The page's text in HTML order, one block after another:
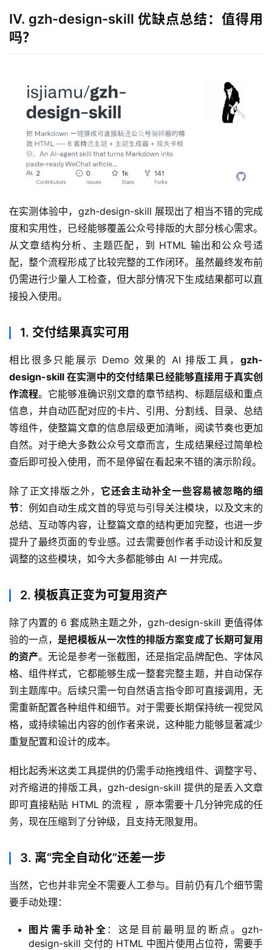
IV. gzh-design-skill 优缺点总结：值得用
吗？
在实测体验中，gzh-design-skill 展现出了相当不错的完成
度和实用性，已经能够覆盖公众号排版的大部分核心需求。
从文章结构分析、主题匹配，到 HTML 输出和公众号适
配，整个流程形成了比较完整的工作闭环。虽然最终发布前
仍需进行少量人工检查，但大部分情况下生成结果都可以直
接投入使用。
1. 交付结果真实可用
相比很多只能展示 Demo 效果的 AI 排版工具， gzh-
design-skill 在实测中的交付结果已经能够直接用于真实创
作流程。它能够准确识别文章的章节结构、标题层级和重点
信息，并自动匹配对应的卡片、引用、分割线、目录、总结
等组件，使整篇文章的信息层级更加清晰，阅读节奏也更加
自然。对于绝大多数公众号文章而言，生成结果经过简单检
查后即可投入使用，而不是停留在看起来不错的演示阶段。
除了正文排版之外， 它还会主动补全一些容易被忽略的细
节：例如自动生成文首的导览与引导关注模块，以及文末的
总结、互动等内容，让整篇文章的结构更加完整，也进一步
提升了最终页面的专业感。过去需要创作者手动设计和反复
调整的这些模块，如今大多都能够由 AI 一并完成。
2. 模板真正变为可复用资产
除了内置的 6 套成熟主题之外，gzh-design-skill 更值得体
验的一点， 是把模板从一次性的排版方案变成了长期可复用
的资产。无论是参考一张截图，还是指定品牌配色、字体风
格、组件样式，它都能够生成一整套完整主题，并自动保存
到主题库中。后续只需一句自然语言指令即可直接调用，无
需重新配置各种组件和细节。对于需要长期保持统一视觉风
格，或持续输出内容的创作者来说，这种能力能够显著减少
重复配置和设计的成本。
相比起秀米这类工具提供的仍需手动拖拽组件、调整字号、
对齐缩进的排版工具，gzh-design-skill 提供的是丢入文章
即可直接粘贴 HTML 的流程 ，原本需要十几分钟完成的任
务，现在压缩到了分钟级，且支持无限复用。
3. 离“完全自动化”还差一步
当然，它也并非完全不需要人工参与。目前仍有几个细节需
要手动处理：
图片需手动补全 ：这是目前最明显的断点。gzh-
design-skill 交付的 HTML 中图片使用占位符，需要手